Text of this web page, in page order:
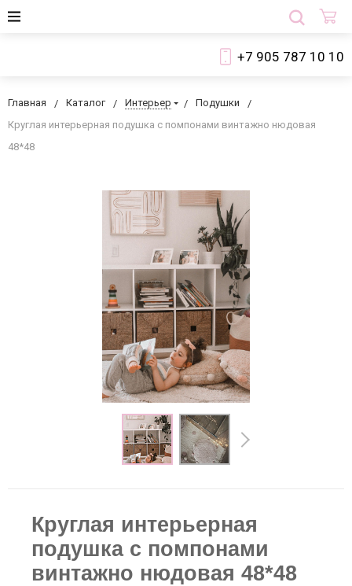
+7 905 787 10 10
Главная Каталог Интерьер
Подушки
Круглая интерьерная подушка с помпонами винтажно нюдовая
48*48
Круглая интерьерная
подушка с помпонами
винтажно нюдовая 48*48